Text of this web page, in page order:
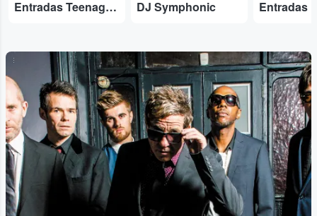
Entradas Teenage Fanclub DJ Symphonic Entradas
...